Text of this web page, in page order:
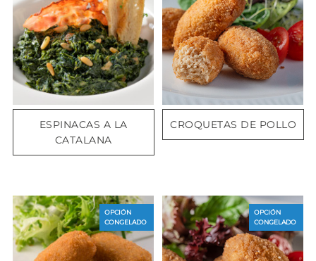
ESPINACAS A LA
CATALANA
CROQUETAS DE POLLO
OPCIÓN
CONGELADO
OPCIÓN
CONGELADO